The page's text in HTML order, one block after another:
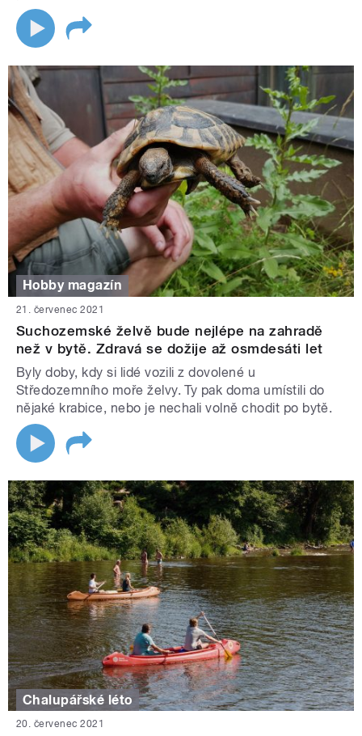
Hobby magazín
21. červenec 2021
Suchozemské želvě bude nejlépe na zahradě
než v bytě. Zdravá se dožije až osmdesáti let
Byly doby, kdy si lidé vozili z dovolené u
Středozemního moře želvy. Ty pak doma umístili do
nějaké krabice, nebo je nechali volně chodit po bytě.
Chalupářské léto
20. červenec 2021